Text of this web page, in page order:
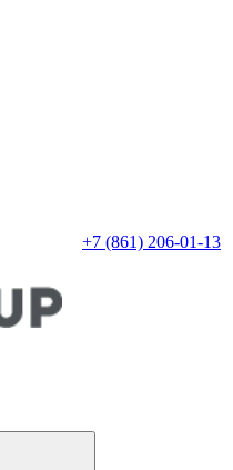
+7 (861) 206-01-13